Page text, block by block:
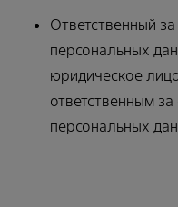
Ответственный
персональных
юридическое
ответственным
персональных